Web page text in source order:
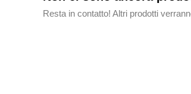
Resta in contatto! Altri prodotti